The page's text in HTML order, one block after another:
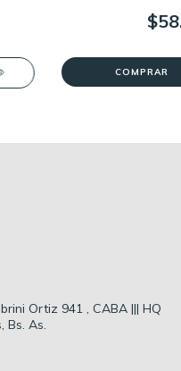
Ortiz 941 , CABA ||| HQ
Bs. As.